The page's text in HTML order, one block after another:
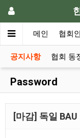
메인 협회
공지사항 협회 동
Password
[마감] 독일